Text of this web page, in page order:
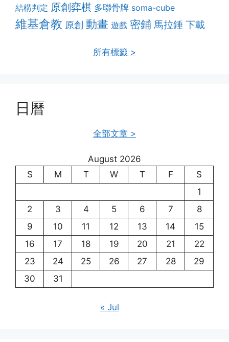
結構判定 原創弈棋 多聯骨牌 soma-cube
維基倉教 原創 動畫 遊戲 密鋪 馬拉錘 下載
所有標籤 >
日曆
全部文章 >
August 2026
S
M T W T F
S
1
2
3 4 5 6 7
8
9
10 11 12 13 14
15
16
17 18 19 20 21
22
23
24 25 26 27 28
29
30
31
« Jul